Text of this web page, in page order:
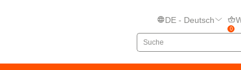
DE - Deutsch
0